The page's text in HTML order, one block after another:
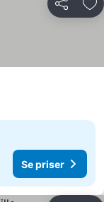
Del
Se priser